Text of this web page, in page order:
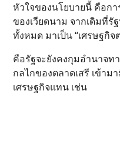
หัวใจของนโยบายนี้ คือก
ของเวียดนาม จากเดิมที่รั
ทั้งหมด มาเป็น “เศรษฐกิ
คือรัฐจะยังคงกุมอำนาจท
กลไกของตลาดเสรี เข้าม
เศรษฐกิจแทน เช่น